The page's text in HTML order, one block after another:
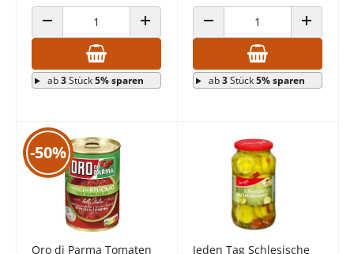
ANZAHL VERRINGERN ANZAHL ERHÖHEN
ab3Stück5% sparen
ANZAHL VERRINGERN ANZAHL
ab3Stück5% sparen
-50%
Oro di Parma Tomaten
Jeden Tag Schlesische